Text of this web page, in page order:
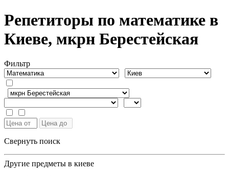
Репетиторы по математике в
Киеве, мкрн Берестейская
Фильтр
Свернуть поиск
Другие предметы в киеве